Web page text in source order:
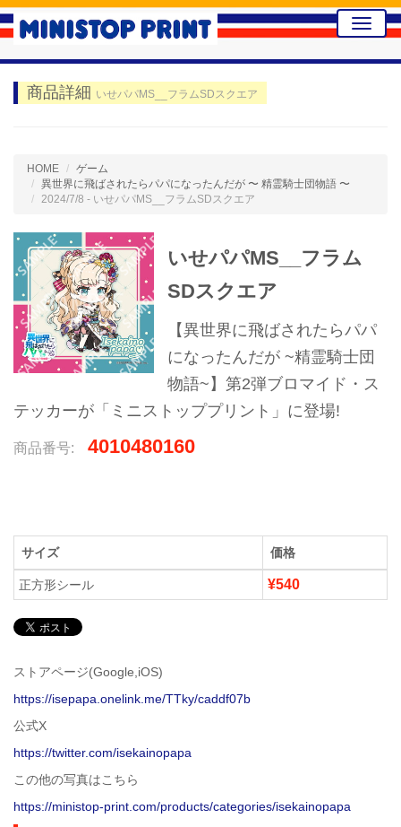
Toggle
商品詳細 いせパパMS__フラムSDスクエア
HOME
ゲーム
異世界に飛ばされたらパパになったんだが 〜 精霊騎士団物語 〜
2024/7/8 - いせパパMS__フラムSDスクエア
いせパパMS__フラム
SDスクエア
【異世界に飛ばされたらパパ
になったんだが ~精霊騎士団
物語~】第2弾ブロマイド・ス
テッカーが「ミニストッププリント」に登場!
商品番号: 4010480160
サイズ 価格
正方形シール ¥540
ストアページ(Google,iOS)
https://isepapa.onelink.me/TTky/caddf07b
公式X
https://twitter.com/isekainopapa
この他の写真はこちら
https://ministop-print.com/products/categories/isekainopapa